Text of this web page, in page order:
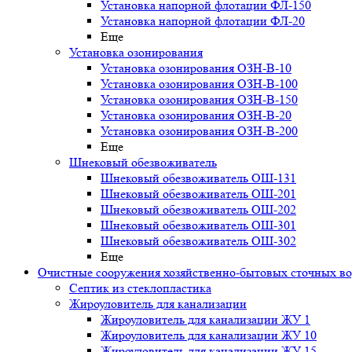
Установка напорной флотации ФЛ-150
Установка напорной флотации ФЛ-20
Еще
Установка озонирования
Установка озонирования ОЗН-В-10
Установка озонирования ОЗН-В-100
Установка озонирования ОЗН-В-150
Установка озонирования ОЗН-В-20
Установка озонирования ОЗН-В-200
Еще
Шнековый обезвоживатель
Шнековый обезвоживатель ОШ-131
Шнековый обезвоживатель ОШ-201
Шнековый обезвоживатель ОШ-202
Шнековый обезвоживатель ОШ-301
Шнековый обезвоживатель ОШ-302
Еще
Очистные сооружения хозяйственно-бытовых сточных
Септик из стеклопластика
Жироуловитель для канализации
Жироуловитель для канализации ЖУ 1
Жироуловитель для канализации ЖУ 10